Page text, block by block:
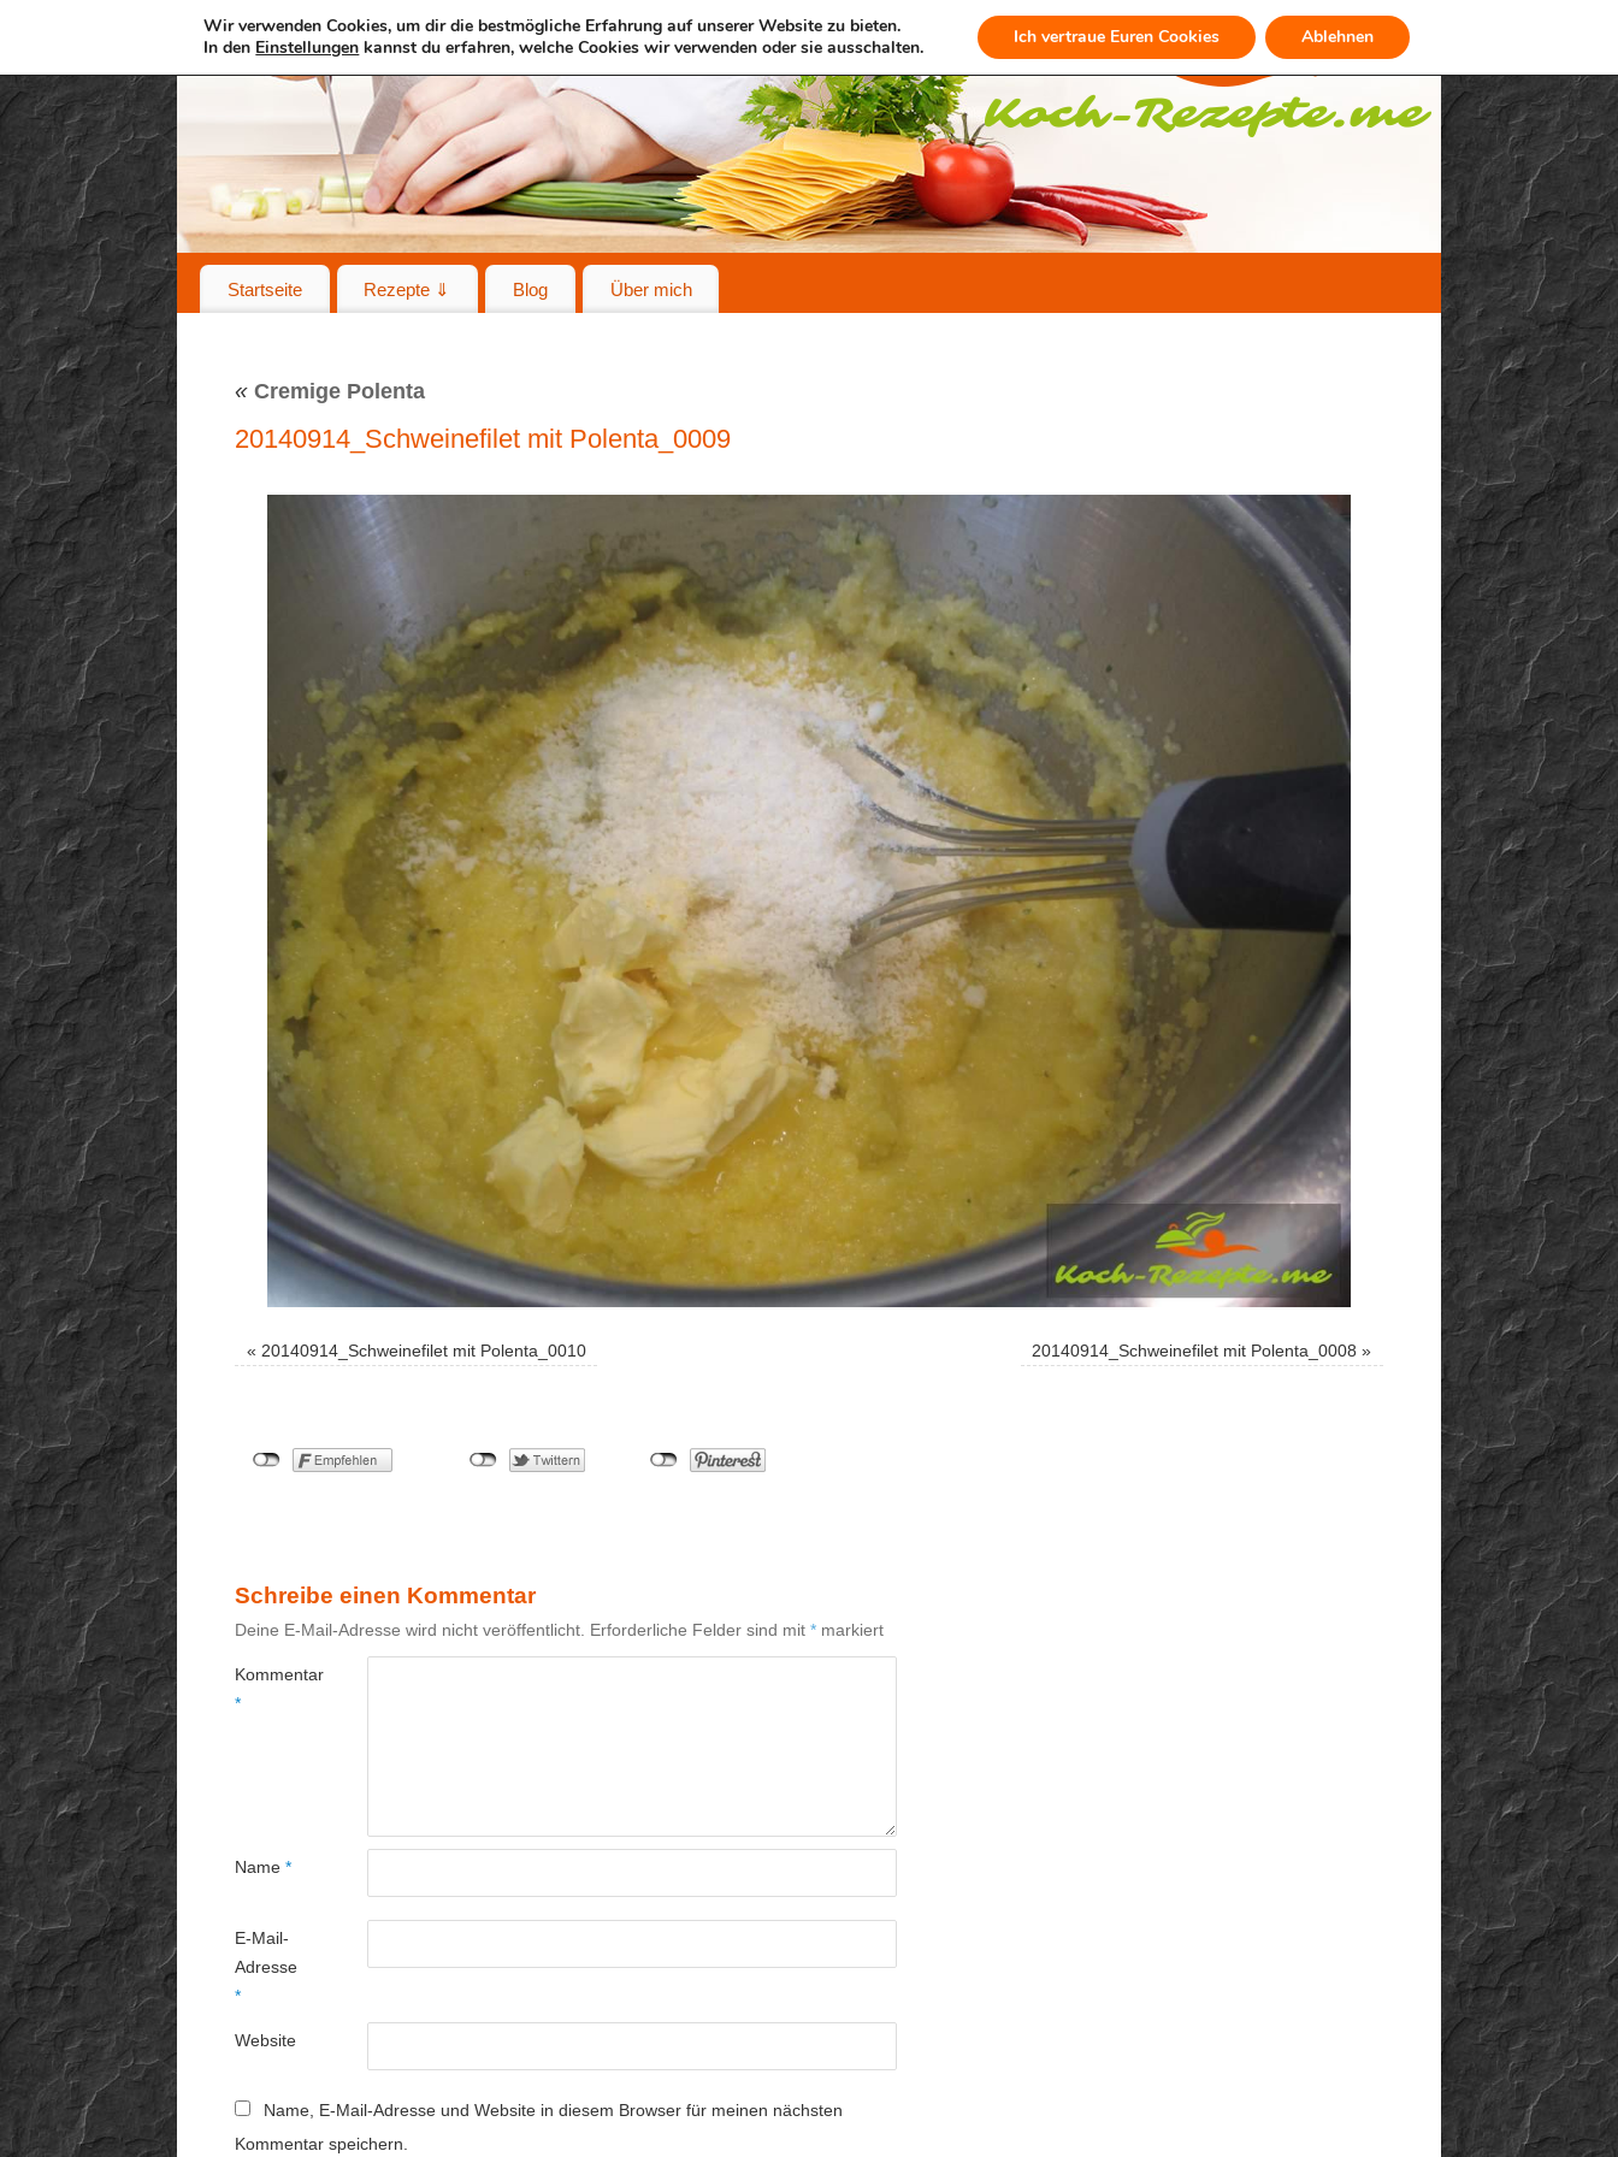
Startseite Rezepte ⇓ Blog Über mich
« Cremige Polenta
20140914_Schweinefilet mit Polenta_0009
« 20140914_Schweinefilet mit Polenta_0010 20140914_Schweinefilet mit Polenta_0008 »
Schreibe einen Kommentar
Deine E-Mail-Adresse wird nicht veröffentlicht. Erforderliche Felder sind mit * markiert
Kommentar
*
Name *
E-Mail-
Adresse
*
Website
Name, E-Mail-Adresse und Website in diesem Browser für meinen nächsten
Kommentar speichern.
Wir verwenden Cookies, um dir die bestmögliche Erfahrung auf unserer Website zu bieten.
In den Einstellungen kannst du erfahren, welche Cookies wir verwenden oder sie ausschalten. Ich vertraue Euren Cookies Ablehnen